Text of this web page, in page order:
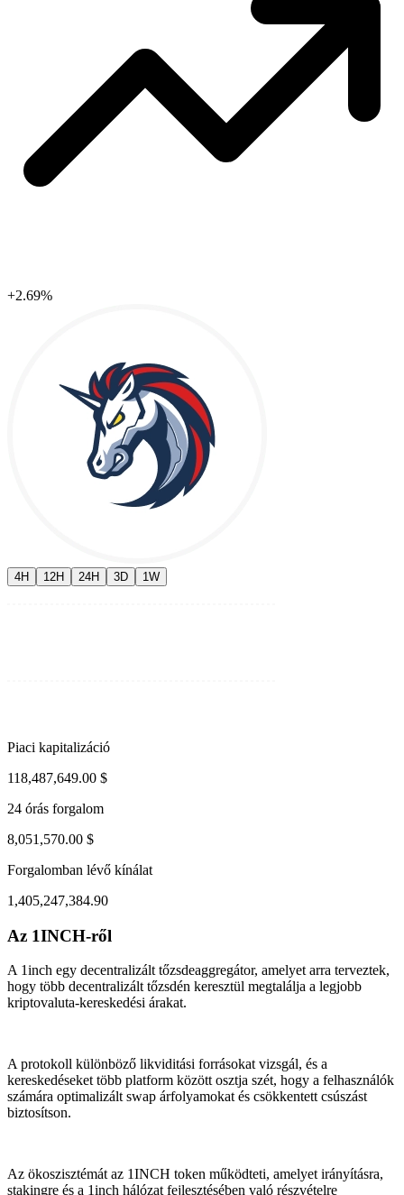
+2.69%
4H 12H 24H 3D 1W
31, 07:22 PM
Piaci kapitalizáció
118,487,649.00 $
24 órás forgalom
8,051,570.00 $
Forgalomban lévő kínálat
1,405,247,384.90
Az 1INCH-ről
A 1inch egy decentralizált tőzsdeaggregátor, amelyet arra terveztek,
hogy több decentralizált tőzsdén keresztül megtalálja a legjobb
kriptovaluta-kereskedési árakat.
A protokoll különböző likviditási forrásokat vizsgál, és a
kereskedéseket több platform között osztja szét, hogy a felhasználók
számára optimalizált swap árfolyamokat és csökkentett csúszást
biztosítson.
Az ökoszisztémát az 1INCH token működteti, amelyet irányításra,
stakingre és a 1inch hálózat fejlesztésében való részvételre